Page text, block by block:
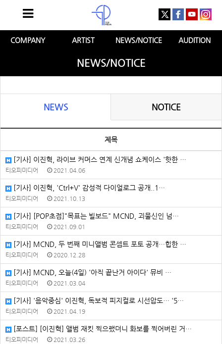
COMPANY ARTIST NEWS/NOTICE AUDITION
NEWS/NOTICE
NEWS NOTICE
제목
[기사] 이진혁, 라이브 커머스 연계 신개념 쇼케이스 '핫한 …
티오피미디어 2021.04.06
[기사] 이진혁, 'Ctrl+V' 감성적 다이얼로그 공개..1…
티오피미디어 2021.10.13
[기사] [POP초점]"목표는 빌보드" MCND, 괴물신인 넘…
티오피미디어 2021.09.01
[기사] MCND, 두 번째 미니앨범 콘셉트 포토 공개…힙한 …
티오피미디어 2020.12.28
[기사] MCND, 오늘(4일) '아직 끝난거 아이다' 뮤비 …
티오피미디어 2021.03.04
[기사] '음악중심' 이진혁, 독보적 피지컬로 시선압도… '5…
티오피미디어 2021.04.19
[포스트] [이진혁] 앨범 재킷 찍으랬더니 화보를 찍어버린 거…
티오피미디어 2021.03.26